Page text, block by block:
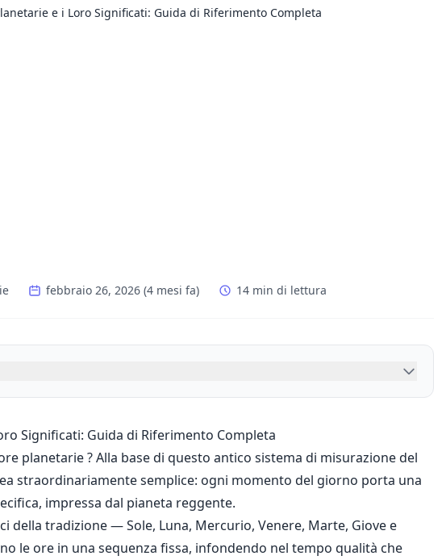
e i Loro Significati: Guida di Riferimento Completa
febbraio 26, 2026 (4 mesi fa) 14 min di lettura
Significati: Guida di Riferimento Completa
planetarie ? Alla base di questo antico sistema di misurazione del
straordinariamente semplice: ogni momento del giorno porta una
impressa dal pianeta reggente.
della tradizione — Sole, Luna, Mercurio, Venere, Marte, Giove e
le ore in una sequenza fissa, infondendo nel tempo qualità che